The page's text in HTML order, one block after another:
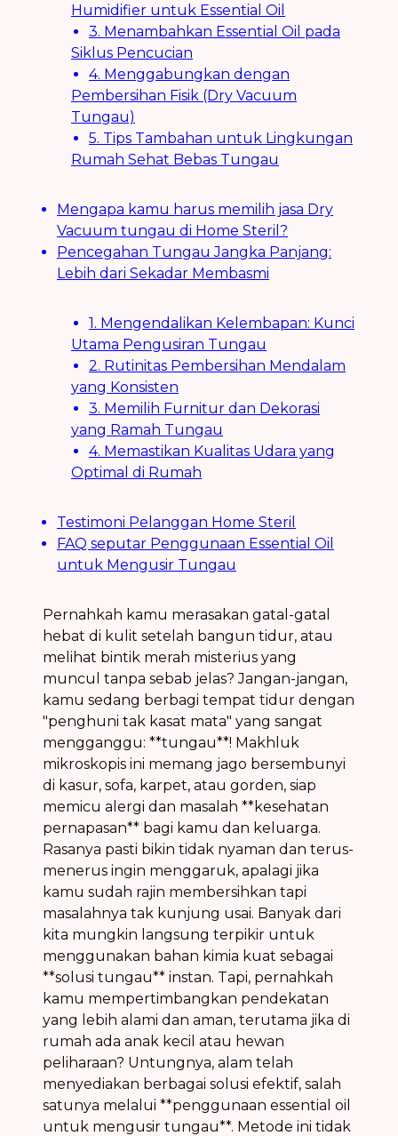
Humidifier untuk Essential Oil
3. Menambahkan Essential Oil pada
Siklus Pencucian
4. Menggabungkan dengan
Pembersihan Fisik (Dry Vacuum
Tungau)
5. Tips Tambahan untuk Lingkungan
Rumah Sehat Bebas Tungau
Mengapa kamu harus memilih jasa Dry
Vacuum tungau di Home Steril?
Pencegahan Tungau Jangka Panjang:
Lebih dari Sekadar Membasmi
1. Mengendalikan Kelembapan: Kunci
Utama Pengusiran Tungau
2. Rutinitas Pembersihan Mendalam
yang Konsisten
3. Memilih Furnitur dan Dekorasi
yang Ramah Tungau
4. Memastikan Kualitas Udara yang
Optimal di Rumah
Testimoni Pelanggan Home Steril
FAQ seputar Penggunaan Essential Oil
untuk Mengusir Tungau
Pernahkah kamu merasakan gatal-gatal
hebat di kulit setelah bangun tidur, atau
melihat bintik merah misterius yang
muncul tanpa sebab jelas? Jangan-jangan,
kamu sedang berbagi tempat tidur dengan
"penghuni tak kasat mata" yang sangat
mengganggu: **tungau**! Makhluk
mikroskopis ini memang jago bersembunyi
di kasur, sofa, karpet, atau gorden, siap
memicu alergi dan masalah **kesehatan
pernapasan** bagi kamu dan keluarga.
Rasanya pasti bikin tidak nyaman dan terus-
menerus ingin menggaruk, apalagi jika
kamu sudah rajin membersihkan tapi
masalahnya tak kunjung usai. Banyak dari
kita mungkin langsung terpikir untuk
menggunakan bahan kimia kuat sebagai
**solusi tungau** instan. Tapi, pernahkah
kamu mempertimbangkan pendekatan
yang lebih alami dan aman, terutama jika di
rumah ada anak kecil atau hewan
peliharaan? Untungnya, alam telah
menyediakan berbagai solusi efektif, salah
satunya melalui **penggunaan essential oil
untuk mengusir tungau**. Metode ini tidak